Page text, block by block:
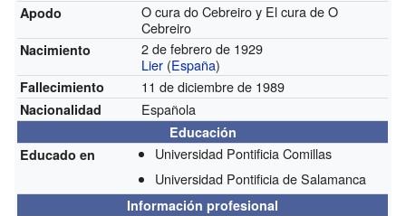
Apodo
O cura do Cebreiro y El cura de O
Cebreiro
Nacimiento
2 de febrero de 1929
Lier (España)
Fallecimiento 11 de diciembre de 1989
Nacionalidad Española
Educación
Educado en
Universidad Pontificia Comillas
Universidad Pontificia de Salamanca
Información profesional